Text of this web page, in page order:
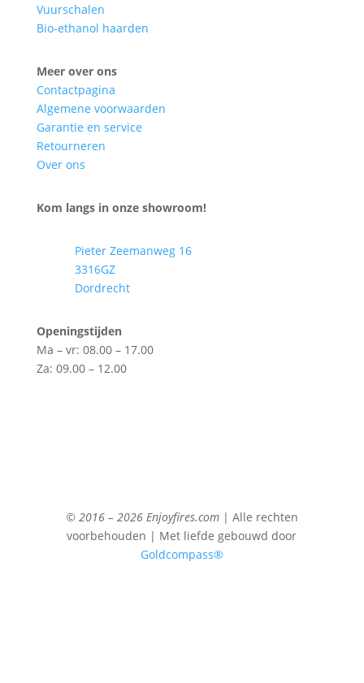
Vuurschalen
Bio-ethanol haarden
Meer over ons
Contactpagina
Algemene voorwaarden
Garantie en service
Retourneren
Over ons
Kom langs in onze showroom!
Pieter Zeemanweg 16
3316GZ
Dordrecht
Openingstijden
Ma – vr: 08.00 – 17.00
Za: 09.00 – 12.00
© 2016 – 2026 Enjoyfires.com| Alle rechten
voorbehouden | Met liefde gebouwd door
Goldcompass®